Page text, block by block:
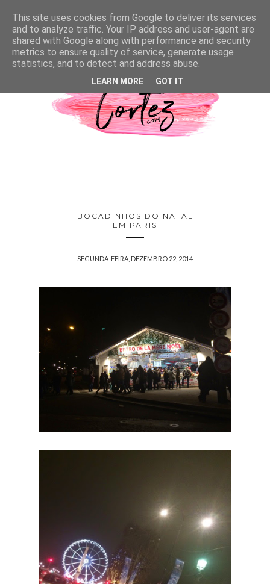
BOCADINHOS DO NATAL
EM PARIS
SEGUNDA-FEIRA, DEZEMBRO 22, 2014
This site uses cookies from Google to deliver its services
and to analyze traffic. Your IP address and user-agent are
shared with Google along with performance and security
metrics to ensure quality of service, generate usage
statistics, and to detect and address abuse.
LEARN MORE GOT IT